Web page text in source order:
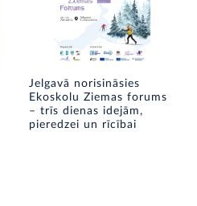
Jelgavā norisināsies
Ekoskolu Ziemas forums
– trīs dienas idejām,
pieredzei un rīcībai